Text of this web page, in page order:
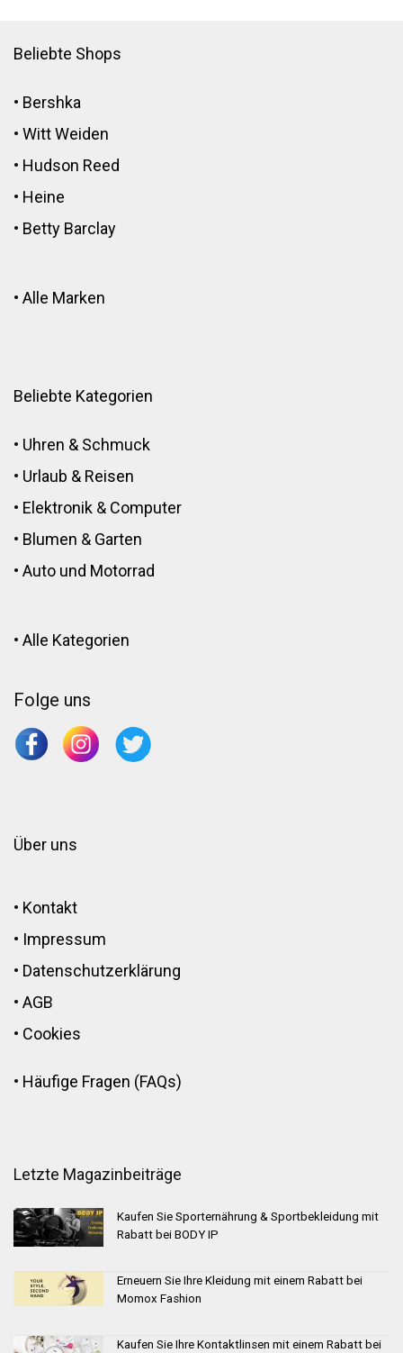
Beliebte Shops
• Bershka
• Witt Weiden
• Hudson Reed
• Heine
• Betty Barclay
• Alle Marken
Beliebte Kategorien
• Uhren & Schmuck
• Urlaub & Reisen
• Elektronik & Computer
• Blumen & Garten
• Auto und Motorrad
• Alle Kategorien
Folge uns
Über uns
• Kontakt
• Impressum
• Datenschutzerklärung
• AGB
• Cookies
• Häufige Fragen (FAQs)
Letzte Magazinbeiträge
Kaufen Sie Sporternährung & Sportbekleidung mit
Rabatt bei BODY IP
Erneuern Sie Ihre Kleidung mit einem Rabatt bei
Momox Fashion
Kaufen Sie Ihre Kontaktlinsen mit einem Rabatt bei